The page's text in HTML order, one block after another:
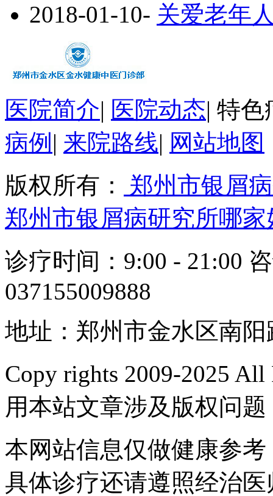
2018-01-10- 关爱老年
医院简介| 医院动态| 特色
病例 | 来院路线| 网站地图
版权所有：
郑州市银屑
郑州市银屑病研究所哪家
诊疗时间：9:00 - 21:00
037155009888
地址：郑州市金水区南阳
Copy rights 2009-2025
用本站文章涉及版权问
本网站信息仅做健康参
具体诊疗还请遵照经治医